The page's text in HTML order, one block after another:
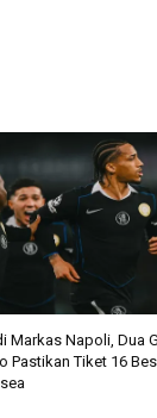
Markas Napoli, Dua
Pastikan Tiket 16